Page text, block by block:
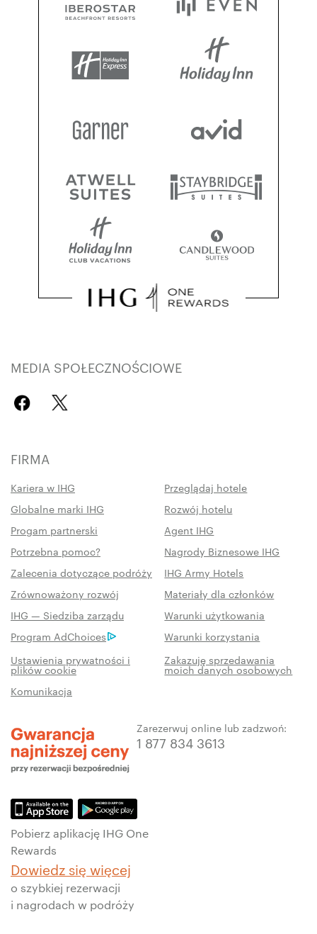
MEDIA SPOŁECZNOŚCIOWE
FIRMA
Kariera w IHG
Przeglądaj hotele
Globalne marki IHG
Rozwój hotelu
Progam partnerski
Agent IHG
Potrzebna pomoc?
Nagrody Biznesowe IHG
Zalecenia dotyczące podróży
IHG Army Hotels
Zrównoważony rozwój
Materiały dla członków
IHG — Siedziba zarządu
Warunki użytkowania
Program AdChoices
Warunki korzystania
Ustawienia prywatności i
plików cookie
Zakazuję sprzedawania
moich danych osobowych
Komunikacja
Zarezerwuj online lub zadzwoń:
1 877 834 3613
Pobierz aplikację IHG One
Rewards
Dowiedz się więcej
o szybkiej rezerwacji
i nagrodach w podróży